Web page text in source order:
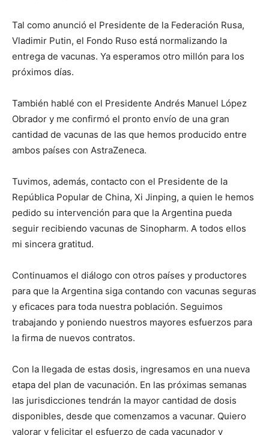
Tal como anunció el Presidente de la Federación Rusa,
Vladimir Putin, el Fondo Ruso está normalizando la
entrega de vacunas. Ya esperamos otro millón para los
próximos días.
También hablé con el Presidente Andrés Manuel López
Obrador y me confirmó el pronto envío de una gran
cantidad de vacunas de las que hemos producido entre
ambos países con AstraZeneca.
Tuvimos, además, contacto con el Presidente de la
República Popular de China, Xi Jinping, a quien le hemos
pedido su intervención para que la Argentina pueda
seguir recibiendo vacunas de Sinopharm. A todos ellos
mi sincera gratitud.
Continuamos el diálogo con otros países y productores
para que la Argentina siga contando con vacunas seguras
y eficaces para toda nuestra población. Seguimos
trabajando y poniendo nuestros mayores esfuerzos para
la firma de nuevos contratos.
Con la llegada de estas dosis, ingresamos en una nueva
etapa del plan de vacunación. En las próximas semanas
las jurisdicciones tendrán la mayor cantidad de dosis
disponibles, desde que comenzamos a vacunar. Quiero
valorar y felicitar el esfuerzo de cada vacunador y